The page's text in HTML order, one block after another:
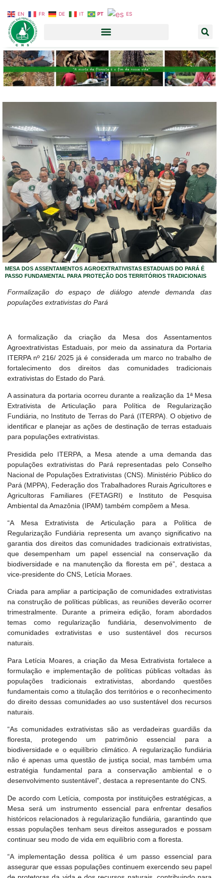
MESA DOS ASSENTAMENTOS AGROEXTRATIVISTAS ESTADUAIS DO PARÁ É
PASSO FUNDAMENTAL PARA PROTEÇÃO DOS TERRITÓRIOS TRADICIONAIS
Formalização do espaço de diálogo atende demanda das
populações extrativistas do Pará
A formalização da criação da Mesa dos Assentamentos
Agroextrativistas Estaduais, por meio da assinatura da Portaria
ITERPA nº 216/ 2025 já é considerada um marco no trabalho de
fortalecimento dos direitos das comunidades tradicionais
extrativistas do Estado do Pará.
A assinatura da portaria ocorreu durante a realização da 1ª Mesa
Extrativista de Articulação para Política de Regularização
Fundiária, no Instituto de Terras do Pará (ITERPA). O objetivo de
identificar e planejar as ações de destinação de terras estaduais
para populações extrativistas.
Presidida pelo ITERPA, a Mesa atende a uma demanda das
populações extrativistas do Pará representadas pelo Conselho
Nacional de Populações Extrativistas (CNS). Ministério Público do
Pará (MPPA), Federação dos Trabalhadores Rurais Agricultores e
Agricultoras Familiares (FETAGRI) e Instituto de Pesquisa
Ambiental da Amazônia (IPAM) também compõem a Mesa.
“A Mesa Extrativista de Articulação para a Política de
Regularização Fundiária representa um avanço significativo na
garantia dos direitos das comunidades tradicionais extrativistas,
que desempenham um papel essencial na conservação da
biodiversidade e na manutenção da floresta em pé”, destaca a
vice-presidente do CNS, Letícia Moraes.
Criada para ampliar a participação de comunidades extrativistas
na construção de políticas públicas, as reuniões deverão ocorrer
trimestralmente. Durante a primeira edição, foram abordados
temas como regularização fundiária, desenvolvimento de
comunidades extrativistas e uso sustentável dos recursos
naturais.
Para Letícia Moares, a criação da Mesa Extrativista fortalece a
formulação e implementação de políticas públicas voltadas às
populações tradicionais extrativistas, abordando questões
fundamentais como a titulação dos territórios e o reconhecimento
do direito dessas comunidades ao uso sustentável dos recursos
naturais.
“As comunidades extrativistas são as verdadeiras guardiãs da
floresta, protegendo um patrimônio essencial para a
biodiversidade e o equilíbrio climático. A regularização fundiária
não é apenas uma questão de justiça social, mas também uma
estratégia fundamental para a conservação ambiental e o
desenvolvimento sustentável”, destaca a representante do CNS.
De acordo com Letícia, composta por instituições estratégicas, a
Mesa será um instrumento essencial para enfrentar desafios
históricos relacionados à regularização fundiária, garantindo que
essas populações tenham seus direitos assegurados e possam
continuar seu modo de vida em equilíbrio com a floresta.
“A implementação dessa política é um passo essencial para
assegurar que essas populações continuem exercendo seu papel
EN FR DE IT PT ES